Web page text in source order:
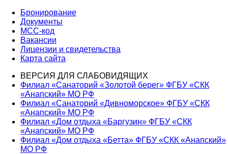
Бронирование
Документы
МСС-код
Вакансии
Лицензии и свидетельства
Карта сайта
ВЕРСИЯ ДЛЯ СЛАБОВИДЯЩИХ
Филиал «Санаторий «Золотой берег» ФГБУ «СКК
«Анапский» МО РФ
Филиал «Санаторий «Дивноморское» ФГБУ «СКК
«Анапский» МО РФ
Филиал «Дом отдыха «Баргузин» ФГБУ «СКК
«Анапский» МО РФ
Филиал «Дом отдыха «Бетта» ФГБУ «СКК «Анапский»
МО РФ